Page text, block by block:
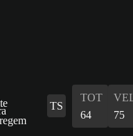
TS
TOT
64
75